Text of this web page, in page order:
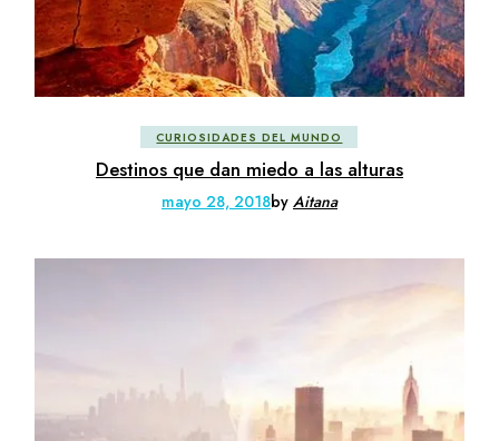
CURIOSIDADES DEL MUNDO
Destinos que dan miedo a las alturas
mayo 28, 2018by Aitana